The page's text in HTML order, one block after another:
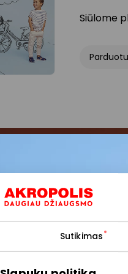
Sutikimas
Siūlome
Pirmieji